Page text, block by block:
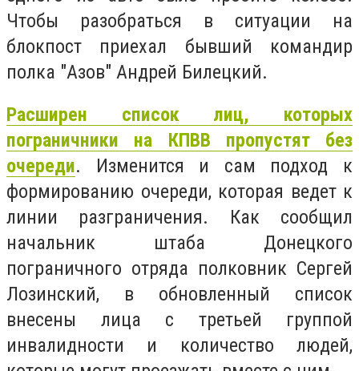
Чтобы разобраться в ситуации на
блокпост приехал бывший командир
полка "Азов" Андрей Билецкий.
Расширен список лиц, которых
пограничники на КПВВ пропустят без
очереди. Изменится и сам подход к
формированию очереди, которая ведет к
линии разграничения. Как сообщил
начальник штаба Донецкого
пограничного отряда полковник Сергей
Лозинский, в обновленный список
внесены лица с третьей группой
инвалидности и количество людей,